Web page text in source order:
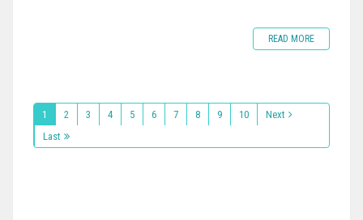
READ MORE
1 2 3 4 5 6 7 8 9 10
Next
Last